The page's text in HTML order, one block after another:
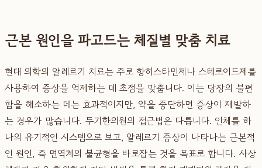
근본 원인을 파고드는 체질별 맞춤 치료
현대 의학의 알레르기 치료는 주로 항히스타민제나 스테로이드제를
사용하여 증상을 억제하는 데 초점을 맞춥니다. 이는 당장의 불편
함을 해소하는 데는 효과적이지만, 약을 중단하면 증상이 재발하
는 경우가 많습니다. 두기한의원의 접근법은 다릅니다. 인체를 하
나의 유기적인 시스템으로 보고, 알레르기 증상이 나타나는 근본적
인 원인, 즉 면역계의 불균형을 바로잡는 것을 목표로 합니다. 사상